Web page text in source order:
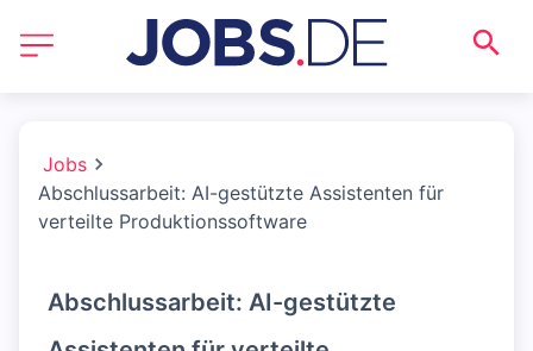
Jobs
Abschlussarbeit: AI-gestützte Assistenten für
verteilte Produktionssoftware
Abschlussarbeit: AI-gestützte